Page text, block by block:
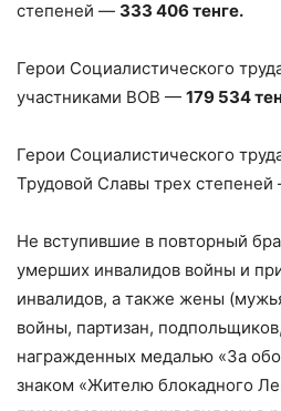
степеней — 333 406 тенге.
Герои Социалистического
участниками ВОВ — 179 534
Герои Социалистического
Трудовой Славы трех
Не вступившие в повторный
умерших инвалидов войны и
инвалидов, а также жены
войны, партизан,
награжденных медалью «За
знаком «Жителю блокадного